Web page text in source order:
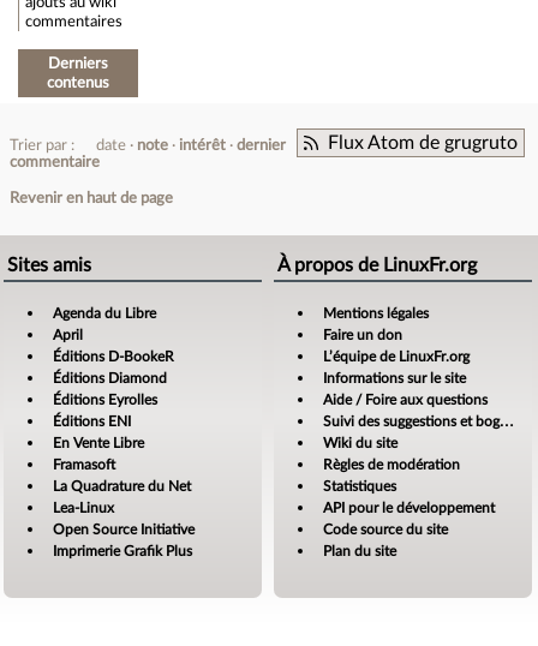
commentaires
Derniers
contenus
Flux Atom de grugruto
Trier par : date note intérêt
dernier
commentaire
Revenir en haut de page
Sites amis
Agenda du Libre
April
Éditions D-BookeR
Éditions Diamond
Éditions Eyrolles
Éditions ENI
En Vente Libre
Framasoft
La Quadrature du Net
Lea-Linux
Open Source Initiative
Imprimerie Grafik Plus
À propos de LinuxFr.org
Mentions légales
Faire un don
L’équipe de LinuxFr.org
Informations sur le site
Aide / Foire aux questions
Suivi des suggestions et bogues
Wiki du site
Règles de modération
Statistiques
API pour le développement
Code source du site
Plan du site